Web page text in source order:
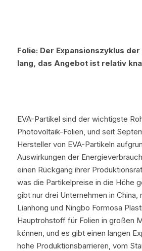
Folie: Der Expansionszyklus
lang, das Angebot ist relativ
EVA-Partikel sind der wichtigste
Photovoltaik-Folien, und seit
Hersteller von EVA-Partikeln
Auswirkungen der
einen Rückgang ihrer
was die Partikelpreise in die Höhe
gibt nur drei Unternehmen in China,
Lianhong und Ningbo Formosa
Hauptrohstoff für Folien in großen
können, und es gibt einen langen
hohe Produktionsbarrieren, vom